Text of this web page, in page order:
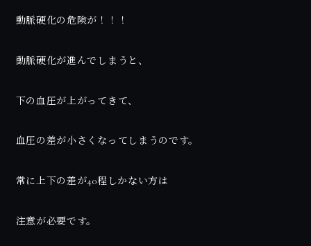
動脈硬化の危険が！！！
動脈硬化が進んでしまうと、
下の血圧が上がってきて、
血圧の差が小さくなってしまうのです。
常に上下の差が40程しかない方は
注意が必要です。